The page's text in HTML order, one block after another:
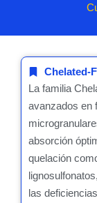
Chelated-
La familia
avanzados en
absorción
quelación
las